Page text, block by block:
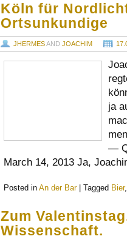
Köln für
Ortsunkundige
JHERMESANDJOACHIM
ja
—
March 14, 2013 Ja,
Posted in An der Bar Tagged Bier
Zum
Wissenschaft.